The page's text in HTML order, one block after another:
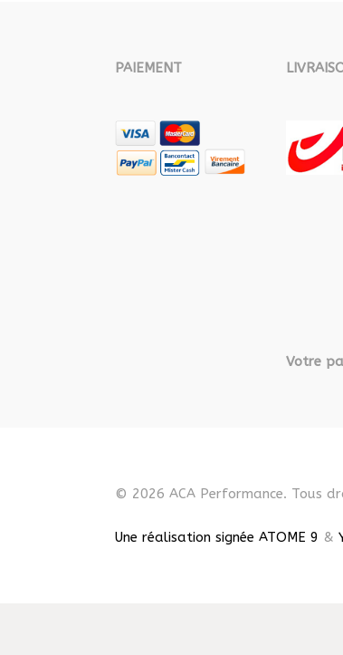
PAIEMENT
Votre
© 2026 ACA Performance. Tous
Une réalisation signée ATOME 9 &